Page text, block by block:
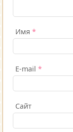
Имя *
E-mail *
Сайт